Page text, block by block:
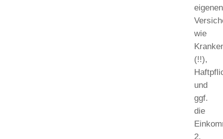
eigenen
wie
(!!),
und
ggf.
die